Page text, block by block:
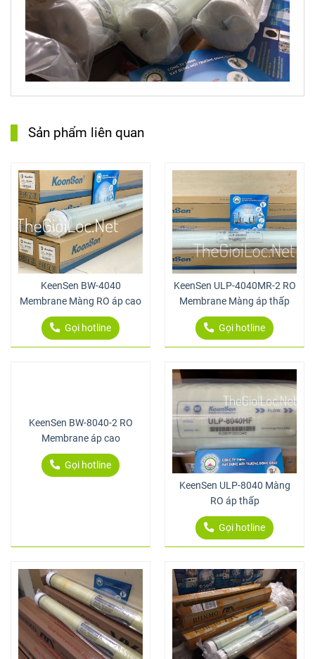
Sản phẩm liên quan
KeenSen BW-4040
Membrane Màng RO áp cao
Gọi hotline
KeenSen ULP-4040MR-2 RO
Membrane Màng áp thấp
Gọi hotline
KeenSen BW-8040-2 RO
Membrane áp cao
Gọi hotline
KeenSen ULP-8040 Màng
RO áp thấp
Gọi hotline